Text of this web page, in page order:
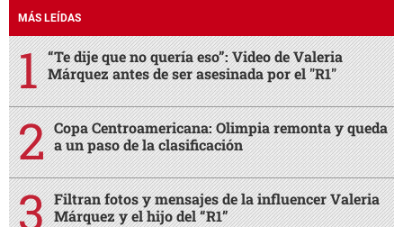
MÁS LEÍDAS
“Te dije que no quería eso”: Video de Valeria
Márquez antes de ser asesinada por el "R1"
Copa Centroamericana: Olimpia remonta y queda
a un paso de la clasificación
Filtran fotos y mensajes de la influencer Valeria
Márquez y el hijo del “R1”